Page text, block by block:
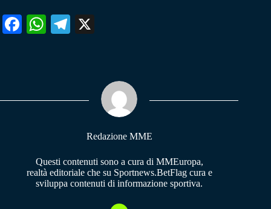
Fa W
pp
Te
m
Redazione MME
Questi contenuti sono a cura di MMEuropa,
realtà editoriale che su Sportnews.BetFlag cura e
sviluppa contenuti di informazione sportiva.